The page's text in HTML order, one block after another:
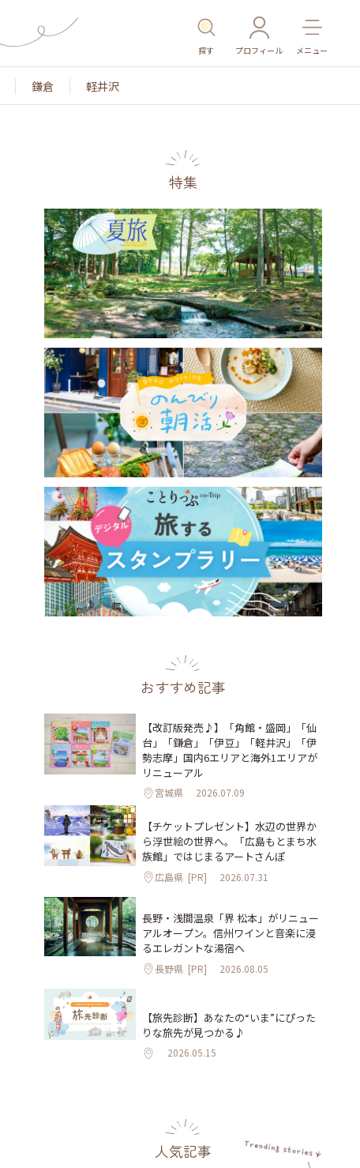
探す プロフィール メニュー
鎌倉 軽井沢
名所・旧跡 温泉・スパ その他施設 ごはん
特集
おすすめ記事
【改訂版発売♪】「角館・盛岡」「仙
台」「鎌倉」「伊豆」「軽井沢」「伊
勢志摩」国内6エリアと海外1エリアが
リニューアル
宮城県 2026.07.09
【チケットプレゼント】水辺の世界か
ら浮世絵の世界へ。「広島もとまち水
族館」ではじまるアートさんぽ
広島県 [PR] 2026.07.31
長野・浅間温泉「界 松本」がリニュー
アルオープン。信州ワインと音楽に浸
るエレガントな湯宿へ
長野県 [PR] 2026.08.05
【旅先診断】あなたの“いま”にぴった
りな旅先が見つかる♪
2026.05.15
人気記事